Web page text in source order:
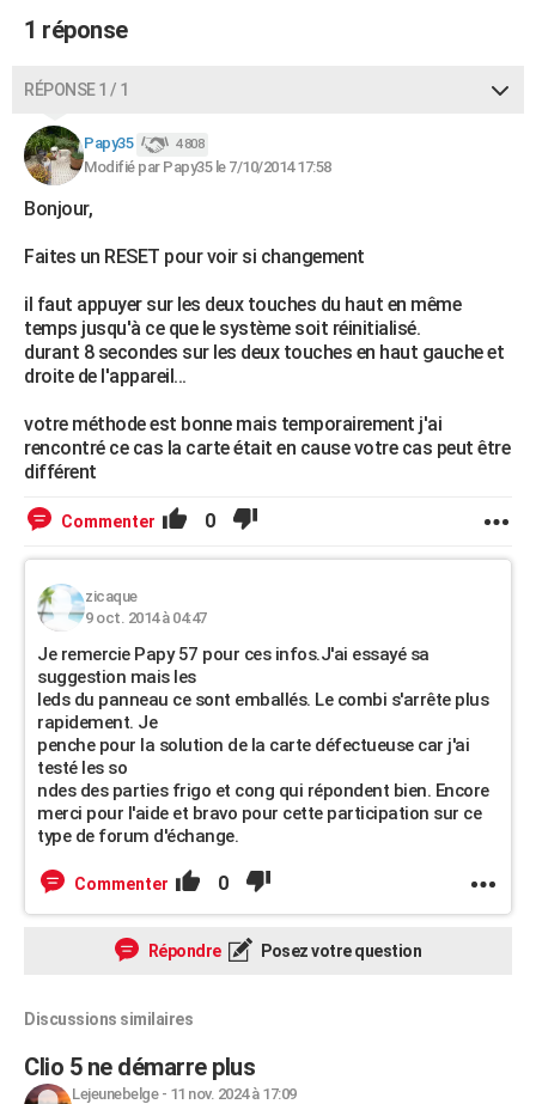
Carte de Noël
Carte Bonne année
Carte Saint-Valentin
Carte Pâques
Carte d'anniversaire
DICTIONNAIRE
S'inscrire
Se connecter
Lycées
Collèges
Primaires
Universités
Entreprises
Service militaire
Avis de recherche
AVIS DE DÉCÈS
FORUM
Bricolage
Lifestyle
Culture
Sport
Auto
Television
Voyage
Cinema
1 réponse
RÉPONSE 1 / 1
Papy35 4 808
Modifié par Papy35 le 7/10/2014 17:58
Bonjour,
Faites un RESET pour voir si changement
il faut appuyer sur les deux touches du haut en même
temps jusqu'à ce que le système soit réinitialisé.
durant 8 secondes sur les deux touches en haut gauche et
droite de l'appareil...
votre méthode est bonne mais temporairement j'ai
rencontré ce cas la carte était en cause votre cas peut être
différent
Commenter 0
zicaque
9 oct. 2014 à 04:47
Je remercie Papy 57 pour ces infos.J'ai essayé sa
suggestion mais les
leds du panneau ce sont emballés. Le combi s'arrête plus
rapidement. Je
penche pour la solution de la carte défectueuse car j'ai
testé les so
ndes des parties frigo et cong qui répondent bien. Encore
merci pour l'aide et bravo pour cette participation sur ce
type de forum d'échange.
Commenter 0
Répondre Posez votre question
Discussions similaires
Clio 5 ne démarre plus
Lejeunebelge- 11 nov. 2024 à 17:09